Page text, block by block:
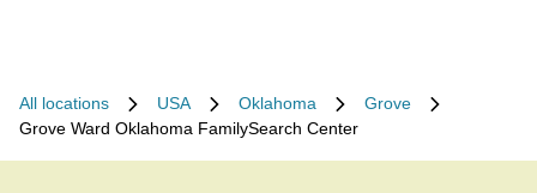
All locations USA Oklahoma
Grove
Grove Ward Oklahoma FamilySearch Center